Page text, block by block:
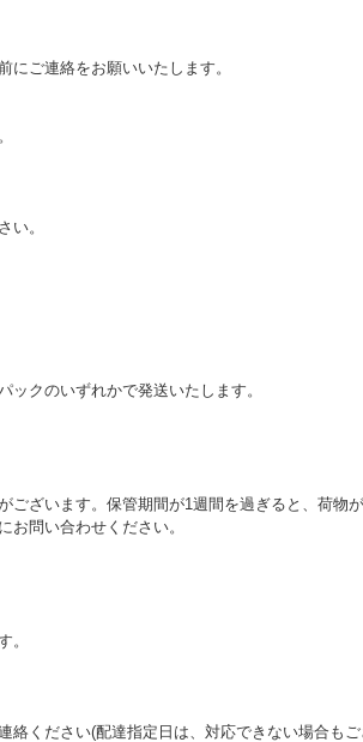
ご連絡をお願いいたします。
い。
クのいずれかで発送いたします。
ございます。保管期間が1週間を過ぎると、荷物
お問い合わせください。
。
ください(配達指定日は、対応できない場合もご